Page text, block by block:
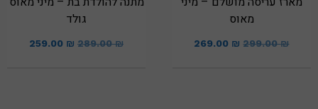
מאוס
299.00₪
269.00 ₪
גולד
289.00₪
259.00 ₪